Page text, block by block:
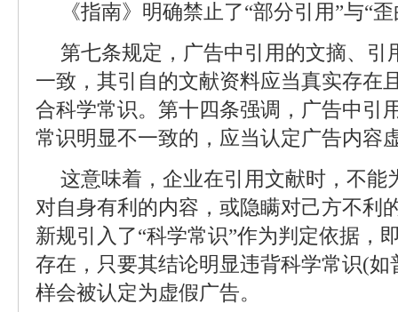
《指南》明确禁止了“部分引用”与“
第七条规定，广告中引用的文摘、引
一致，其引自的文献资料应当真实存在
合科学常识。第十四条强调，广告中引
常识明显不一致的，应当认定广告内容
这意味着，企业在引用文献时，不能
对自身有利的内容，或隐瞒对己方不利
新规引入了“科学常识”作为判定依据，
存在，只要其结论明显违背科学常识(
样会被认定为虚假广告。